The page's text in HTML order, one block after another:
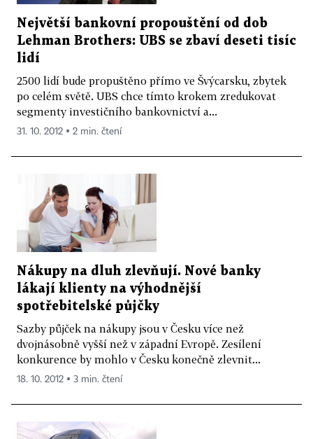
Největší bankovní propouštění od dob
Lehman Brothers: UBS se zbaví deseti tisíc
lidí
2500 lidí bude propuštěno přímo ve Švýcarsku, zbytek
po celém světě. UBS chce tímto krokem zredukovat
segmenty investičního bankovnictví a...
31. 10. 2012 ▪ 2 min. čtení
Nákupy na dluh zlevňují. Nové banky
lákají klienty na výhodnější
spotřebitelské půjčky
Sazby půjček na nákupy jsou v Česku více než
dvojnásobně vyšší než v západní Evropě. Zesílení
konkurence by mohlo v Česku konečně zlevnit...
18. 10. 2012 ▪ 3 min. čtení